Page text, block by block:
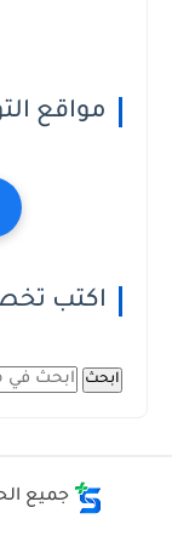
مواقع
اكتب
ابحث
جميع